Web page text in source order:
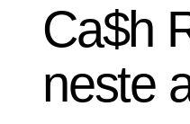
Ca$h
neste